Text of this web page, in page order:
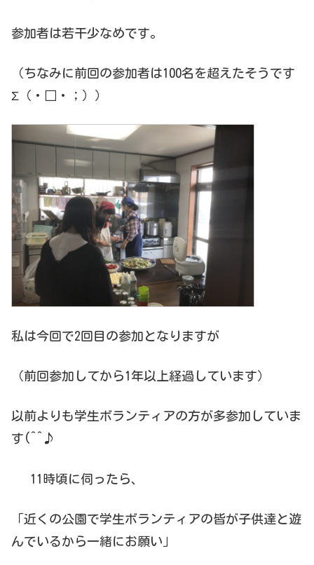
参加者は若干少なめです。
（ちなみに前回の参加者は100名を超えたそうです
Σ（・□・；））
私は今回で2回目の参加となりますが
（前回参加してから1年以上経過しています）
以前よりも学生ボランティアの方が多参加していま
す(^^♪
11時頃に伺ったら、
「近くの公園で学生ボランティアの皆が子供達と遊
んでいるから一緒にお願い」